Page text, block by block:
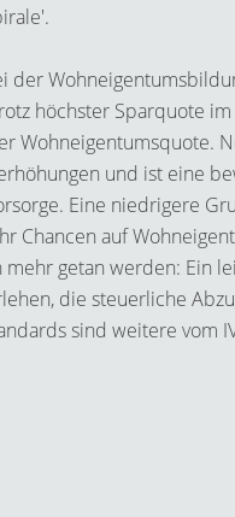
der
höchster Sparquote
Wohneigentumsquote.
und ist eine
Eine niedrigere
Chancen auf
getan werden: Ein
die steuerliche
sind weitere vom